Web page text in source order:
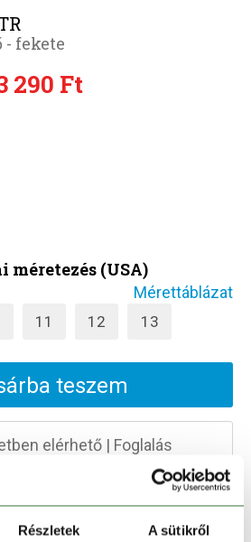
Részletek A sütikről
fekete
290 Ft
méretezés (USA)
Mérettáblázat
11 12 13
teszem
elérhető| Foglalás